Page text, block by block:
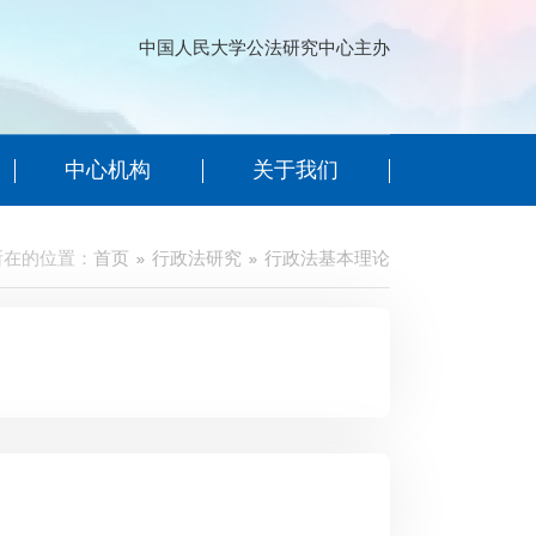
中国人民大学公法研究中心主办
中心机构 关于我们
的位置： 首页 行政法研究 行政法基本理论